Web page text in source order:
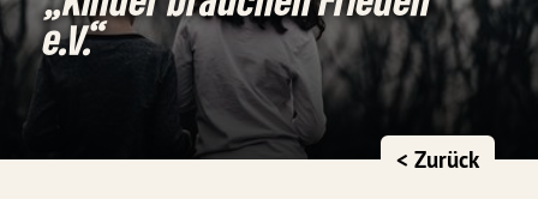
e.V.“
< Zurück